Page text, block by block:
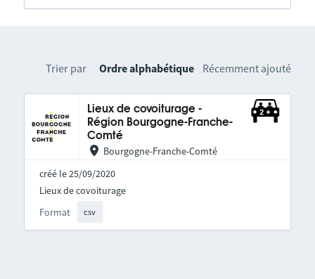
Trier par Ordre alphabétique Récemment ajouté
Lieux de covoiturage -
Région Bourgogne-Franche-
Comté
Bourgogne-Franche-Comté
créé le 25/09/2020
Format csv
Lieux de covoiturage